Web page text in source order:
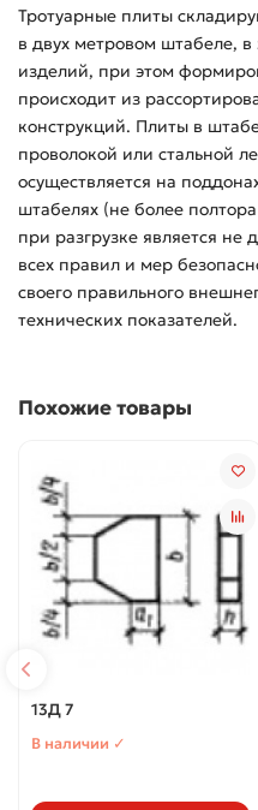
Тротуарные плиты
в двух метровом штабеле,
изделий, при этом
происходит из
конструкций. Плиты в
проволокой или стальной
осуществляется на
штабелях (не более
при разгрузке является
всех правил и мер
своего правильного
технических показателей.
Похожие товары
13Д 7
В наличии ✓